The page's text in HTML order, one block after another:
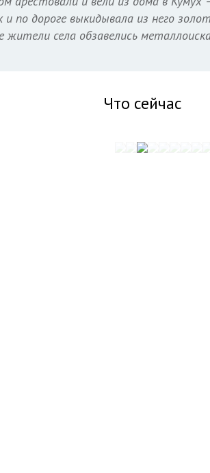
и по дороге выкидывала из него
села обзавелись
Что сейчас